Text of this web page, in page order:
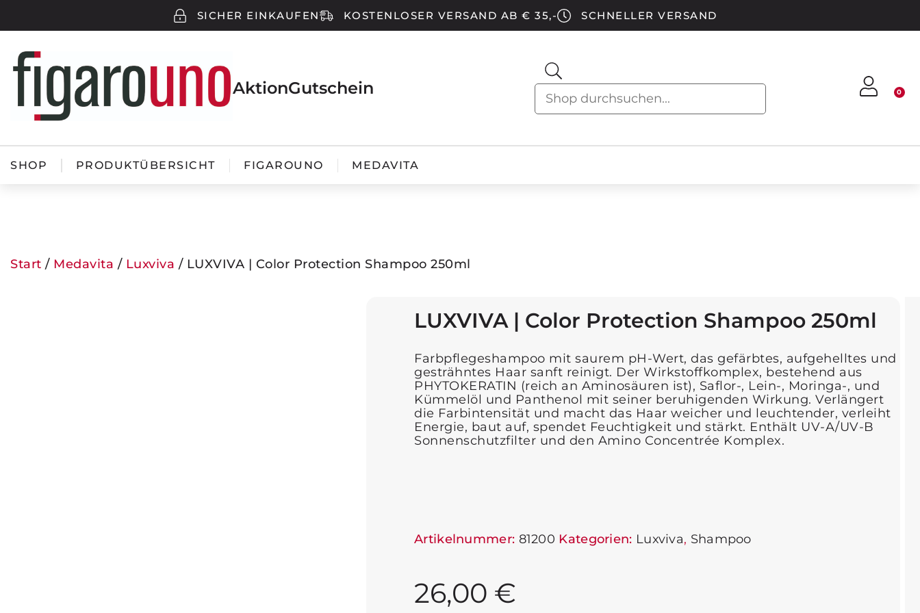
SICHER EINKAUFEN KOSTENLOSER VERSAND AB € 35,- SCHNELLER VERSAND
AktionGutschein 0
SHOP PRODUKTÜBERSICHT FIGAROUNO MEDAVITA
Start / Medavita / Luxviva / LUXVIVA | Color Protection Shampoo 250ml
LUXVIVA | Color Protection Shampoo 250ml
Farbpflegeshampoo mit saurem pH-Wert, das gefärbtes, aufgehelltes und
gesträhntes Haar sanft reinigt. Der Wirkstoffkomplex, bestehend aus
PHYTOKERATIN (reich an Aminosäuren ist), Saflor-, Lein-, Moringa-, und
Kümmelöl und Panthenol mit seiner beruhigenden Wirkung. Verlängert
die Farbintensität und macht das Haar weicher und leuchtender, verleiht
Energie, baut auf, spendet Feuchtigkeit und stärkt. Enthält UV-A/UV-B
Sonnenschutzfilter und den Amino Concentrée Komplex.
Artikelnummer: 81200 Kategorien: Luxviva, Shampoo
26,00 €